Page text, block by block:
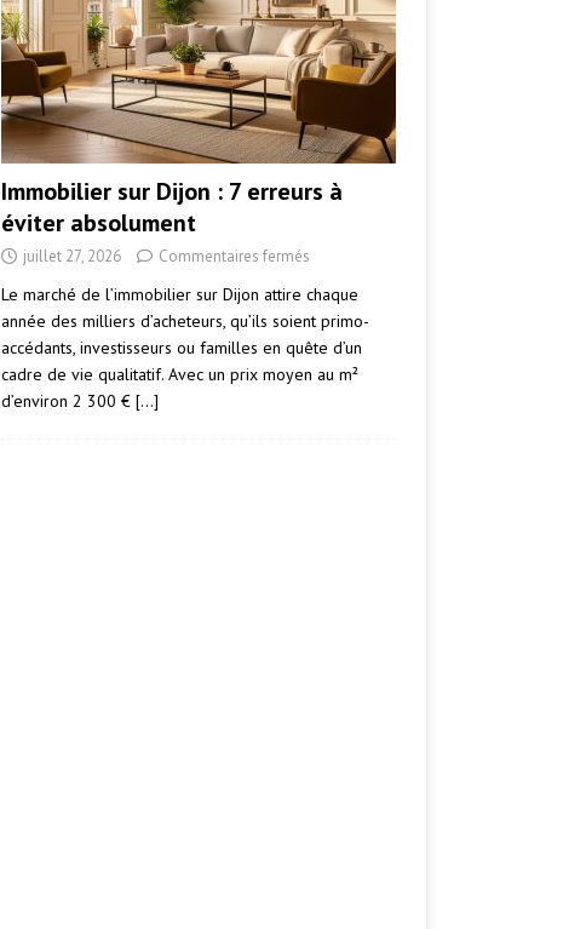
Immobilier sur Dijon : 7 erreurs à
éviter absolument
juillet 27, 2026 Commentaires fermés
Le marché de l’immobilier sur Dijon attire chaque
année des milliers d’acheteurs, qu’ils soient primo-
accédants, investisseurs ou familles en quête d’un
cadre de vie qualitatif. Avec un prix moyen au m²
d’environ 2 300 € […]